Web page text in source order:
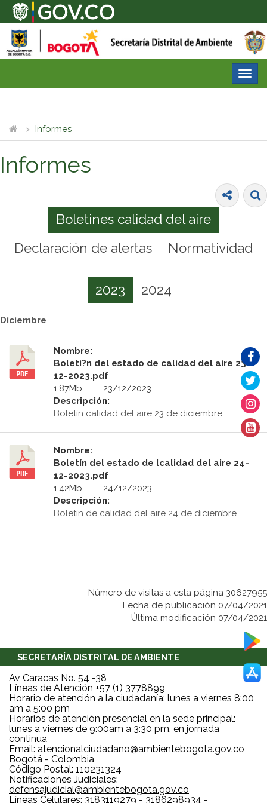
Informes
Informes
Boletines calidad del aire
Declaración de alertas
Normatividad
2023 2024
Diciembre
Nombre:
Boleti?n del estado de calidad del aire 23-
12-2023.pdf
1.87Mb
23/12/2023
Descripción:
Boletín calidad del aire 23 de diciembre
Nombre:
Boletín del estado de lcalidad del aire 24-
12-2023.pdf
1.42Mb
24/12/2023
Descripción:
Boletín de calidad del aire 24 de diciembre
Número de visitas a esta página 30627955
Fecha de publicación 07/04/2021
Última modificación 07/04/2021
SECRETARÍA DISTRITAL DE AMBIENTE
Av Caracas No. 54 -38
Líneas de Atención +57 (1) 3778899
Horario de atención a la ciudadanía: lunes a viernes 8:00
am a 5:00 pm
Horarios de atención presencial en la sede principal:
lunes a viernes de 9:00am a 3:30 pm, en jornada
continua
Email: atencionalciudadano@ambientebogota.gov.co
Bogotá - Colombia
Código Postal: 110231324
Notificaciones Judiciales:
defensajudicial@ambientebogota.gov.co
Líneas Celulares: 3183119279 - 3186298934 -